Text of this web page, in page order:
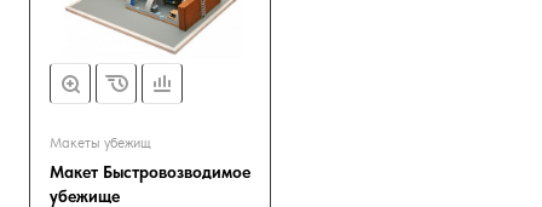
Макеты убежищ
Макет Быстровозводимое
убежище